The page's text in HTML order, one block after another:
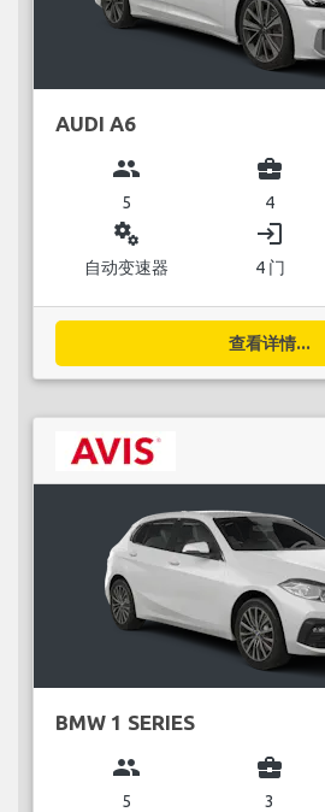
AUDI A6
group
5
business_center
4
miscellaneous_services
自动变速器
login
4 门
查看详情...
BMW 1 SERIES
group
5
business_center
3